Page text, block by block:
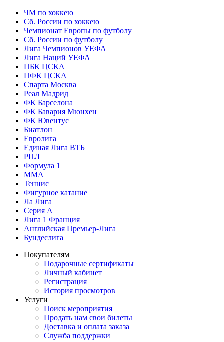
ЧМ по хоккею
Сб. России по хоккею
Чемпионат Европы по футболу
Сб. России по футболу
Лига Чемпионов УЕФА
Лига Наций УЕФА
ПБК ЦСКА
ПФК ЦСКА
Спарта Москва
Реал Мадрид
ФК Барселона
ФК Бавария Мюнхен
ФК Ювентус
Биатлон
Евролига
Единая Лига ВТБ
РПЛ
Формула 1
MMA
Теннис
Фигурное катание
Ла Лига
Серия А
Лига 1 Франция
Английская Премьер-Лига
Бундеслига
Покупателям
Подарочные сертификаты
Личный кабинет
Регистрация
История просмотров
Услуги
Поиск мероприятия
Продать нам свои билеты
Доставка и оплата заказа
Служба поддержки